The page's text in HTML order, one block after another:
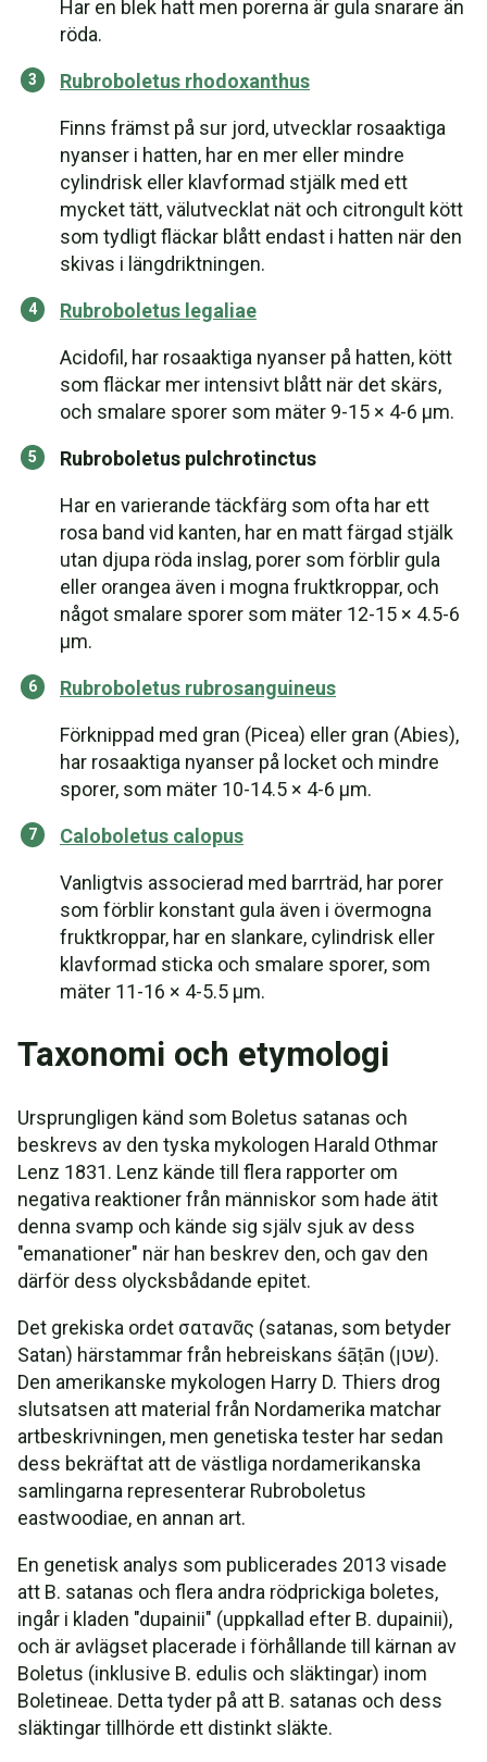
Har en blek hatt men porerna är gula snarare än
röda.
Rubroboletus rhodoxanthus
Finns främst på sur jord, utvecklar rosaaktiga
nyanser i hatten, har en mer eller mindre
cylindrisk eller klavformad stjälk med ett
mycket tätt, välutvecklat nät och citrongult kött
som tydligt fläckar blått endast i hatten när den
skivas i längdriktningen.
Rubroboletus legaliae
Acidofil, har rosaaktiga nyanser på hatten, kött
som fläckar mer intensivt blått när det skärs,
och smalare sporer som mäter 9-15 × 4-6 μm.
Rubroboletus pulchrotinctus
Har en varierande täckfärg som ofta har ett
rosa band vid kanten, har en matt färgad stjälk
utan djupa röda inslag, porer som förblir gula
eller orangea även i mogna fruktkroppar, och
något smalare sporer som mäter 12-15 × 4.5-6
μm.
Rubroboletus rubrosanguineus
Förknippad med gran (Picea) eller gran (Abies),
har rosaaktiga nyanser på locket och mindre
sporer, som mäter 10-14.5 × 4-6 μm.
Caloboletus calopus
Vanligtvis associerad med barrträd, har porer
som förblir konstant gula även i övermogna
fruktkroppar, har en slankare, cylindrisk eller
klavformad sticka och smalare sporer, som
mäter 11-16 × 4-5.5 μm.
Taxonomi och etymologi
Ursprungligen känd som Boletus satanas och
beskrevs av den tyska mykologen Harald Othmar
Lenz 1831. Lenz kände till flera rapporter om
negativa reaktioner från människor som hade ätit
denna svamp och kände sig själv sjuk av dess
"emanationer" när han beskrev den, och gav den
därför dess olycksbådande epitet.
Det grekiska ordet σατανᾶς (satanas, som betyder
Satan) härstammar från hebreiskans śāṭān (שטן).
Den amerikanske mykologen Harry D. Thiers drog
slutsatsen att material från Nordamerika matchar
artbeskrivningen, men genetiska tester har sedan
dess bekräftat att de västliga nordamerikanska
samlingarna representerar Rubroboletus
eastwoodiae, en annan art.
En genetisk analys som publicerades 2013 visade
att B. satanas och flera andra rödprickiga boletes,
ingår i kladen "dupainii" (uppkallad efter B. dupainii),
och är avlägset placerade i förhållande till kärnan av
Boletus (inklusive B. edulis och släktingar) inom
Boletineae. Detta tyder på att B. satanas och dess
släktingar tillhörde ett distinkt släkte.